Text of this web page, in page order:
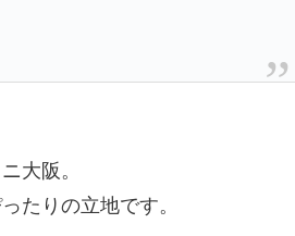
大阪。
たりの立地です。